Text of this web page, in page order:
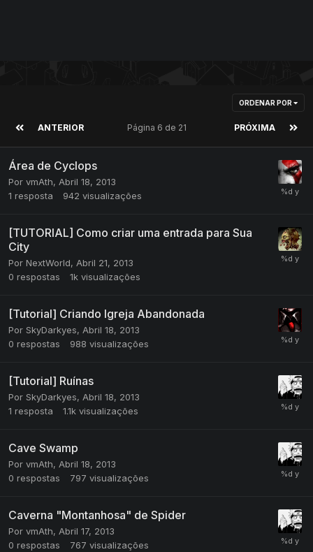
ORDENAR POR
ANTERIOR PRÓXIMA
Página 6 de 21
Área de Cyclops
Por vmAth, Abril 18, 2013
1 resposta 942 visualizações
[TUTORIAL] Como criar uma entrada para Sua
City
Por NextWorld, Abril 21, 2013
0 respostas 1k visualizações
[Tutorial] Criando Igreja Abandonada
Por SkyDarkyes, Abril 18, 2013
0 respostas 988 visualizações
[Tutorial] Ruínas
Por SkyDarkyes, Abril 18, 2013
1 resposta 1.1k visualizações
Cave Swamp
Por vmAth, Abril 18, 2013
0 respostas 797 visualizações
Caverna "Montanhosa" de Spider
Por vmAth, Abril 17, 2013
0 respostas 767 visualizações